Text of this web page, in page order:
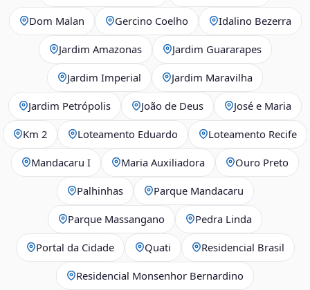
Dom Malan Gercino Coelho Idalino Bezerra
Jardim Amazonas Jardim Guararapes
Jardim Imperial Jardim Maravilha
Jardim Petrópolis João de Deus José e Maria
Km 2 Loteamento Eduardo Loteamento Recife
Mandacaru I Maria Auxiliadora Ouro Preto
Palhinhas Parque Mandacaru
Parque Massangano Pedra Linda
Portal da Cidade Quati Residencial Brasil
Residencial Monsenhor Bernardino